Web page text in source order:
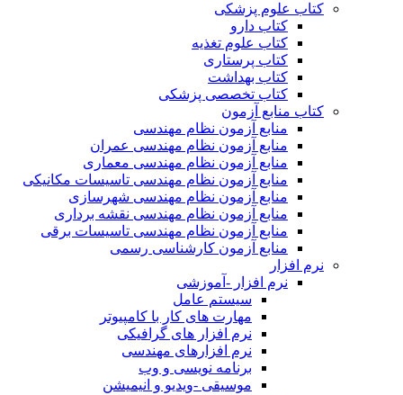
کتاب علوم پزشکی
کتاب دارو
کتاب علوم تغذیه
کتاب پرستاری
کتاب بهداشت
کتاب تخصصی پزشکی
کتاب منابع آزمون
منابع آزمون نظام مهندسی
منابع آزمون نظام مهندسی عمران
منابع آزمون نظام مهندسی معماری
منابع آزمون نظام مهندسی تاسیسات مکانیکی
منابع آزمون نظام مهندسی شهرسازی
منابع آزمون نظام مهندسی نقشه برداری
منابع آزمون نظام مهندسی تاسیسات برقی
منابع آزمون کارشناسی رسمی
نرم افزار
نرم افزار -آموزشی
سیستم عامل
مهارت های کار با کامپیوتر
نرم افزار های گرافیکی
نرم افزارهای مهندسی
برنامه نویسی و وب
موسیقی -ویدیو و انیمیشن